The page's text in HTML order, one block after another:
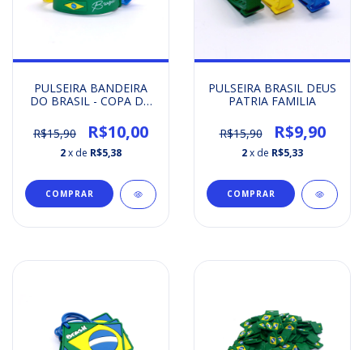
PULSEIRA BANDEIRA
DO BRASIL - COPA DO
R$15,90
R$10,00
2x de R$5,38
COMPRAR
PULSEIRA BRASIL DEUS
PATRIA FAMILIA
R$15,90 R$9,90
2x de R$5,33
COMPRAR